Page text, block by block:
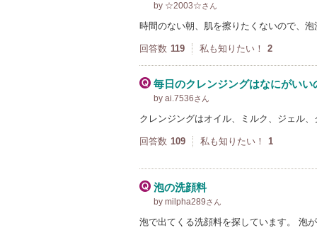
by ☆2003☆さん
時間のない朝、肌を擦りたくないので、
回答数 119 私も知りたい！ 2
毎日のクレンジングはなにがいい
by ai.7536さん
クレンジングはオイル、ミルク、ジェル
回答数 109 私も知りたい！ 1
泡の洗顔料
by milpha289さん
泡で出てくる洗顔料を探しています。 泡